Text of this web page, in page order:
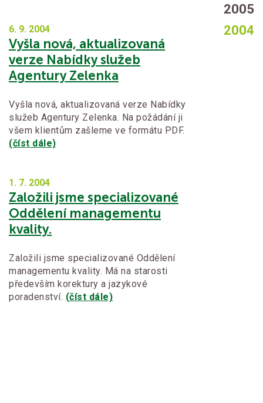
6. 9. 2004
Vyšla nová, aktualizovaná
verze Nabídky služeb
Agentury Zelenka
Vyšla nová, aktualizovaná verze Nabídky
služeb Agentury Zelenka. Na požádání ji
všem klientům zašleme ve formátu PDF.
(číst dále)
1. 7. 2004
Založili jsme specializované
Oddělení managementu
kvality.
Založili jsme specializované Oddělení
managementu kvality. Má na starosti
především korektury a jazykové
poradenství. (číst dále)
2005
2004